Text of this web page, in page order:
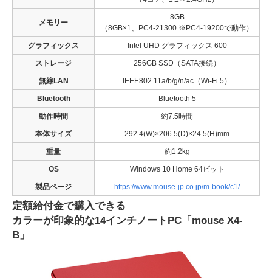
メモリー
8GB
（8GB×1、PC4-21300 ※PC4-19200で動作）
グラフィックス Intel UHD グラフィックス 600
ストレージ 256GB SSD（SATA接続）
無線LAN IEEE802.11a/b/g/n/ac（Wi-Fi 5）
Bluetooth Bluetooth 5
動作時間 約7.5時間
本体サイズ 292.4(W)×206.5(D)×24.5(H)mm
重量 約1.2kg
OS Windows 10 Home 64ビット
製品ページ https://www.mouse-jp.co.jp/m-book/c1/
定額給付金で購入できる
カラーが印象的な14インチノートPC「mouse X4-
B」